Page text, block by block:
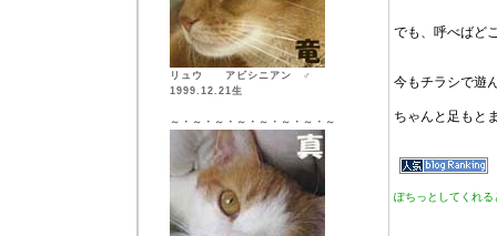
リュウ アビシニアン ♂
1999.12.21生
～・～・～・～・～・～・～・～
でも、呼べばど
今もチラシで遊
ちゃんと足もと
ぽちっとしてくれ